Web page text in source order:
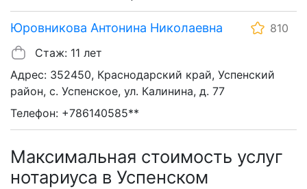
Юровникова Антонина Николаевна
810
Стаж: 11 лет
Адрес: 352450, Краснодарский край, Успенский
район, с. Успенское, ул. Калинина, д. 77
Телефон: +786140585**
Максимальная стоимость услуг
нотариуса в Успенском